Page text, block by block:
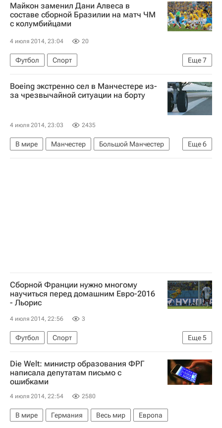
Германия
Матс Хуммельс
Майкон заменил Дани Алвеса в
составе сборной Бразилии на матч ЧМ
с колумбийцами
4 июля 2014, 23:04 20
Еще7
Футбол
Спорт
Чемпионат мира по футболу 2018
Колумбия
Бразилия
Неймар
Жулио Сезар Мартинс
Boeing экстренно сел в Манчестере из-
за чрезвычайной ситуации на борту
4 июля 2014, 23:03 2435
Еще6
В мире Манчестер
Большой Манчестер
Англия
Северо-Западная Англия
Сборной Франции нужно многому
научиться перед домашним Евро-2016
- Льорис
4 июля 2014, 22:56 3
Еще5
Футбол
Спорт
Чемпионат мира по футболу 2018
Франция
Германия
Уго Льорис Мануэль Нойер
Die Welt: министр образования ФРГ
написала депутатам письмо с
ошибками
4 июля 2014, 22:54 2580
В мире Германия Весь мир Европа